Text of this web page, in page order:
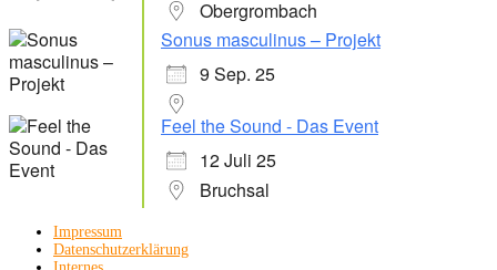
Obergrombach
Sonus masculinus – Projekt
9 Sep. 25
Feel the Sound - Das Event
12 Juli 25
Bruchsal
Impressum
Datenschutzerklärung